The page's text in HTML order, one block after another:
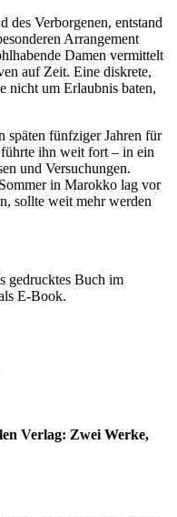
des Verborgenen, entstand
Arrangement
Damen vermittelt
auf Zeit. Eine diskrete,
nicht um Erlaubnis baten,
späten fünfziger Jahren für
ihn weit fort – in ein
und Versuchungen.
in Marokko lag vor
sollte weit mehr werden
gedrucktes Buch im
E-Book.
Verlag: Zwei Werke,